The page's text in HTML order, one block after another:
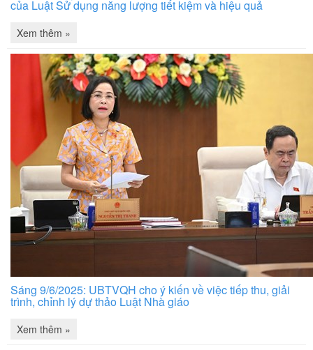
của Luật Sử dụng năng lượng tiết kiệm và hiệu quả
Xem thêm »
Sáng 9/6/2025: UBTVQH cho ý kiến về việc tiếp thu, giải
trình, chỉnh lý dự thảo Luật Nhà giáo
Xem thêm »